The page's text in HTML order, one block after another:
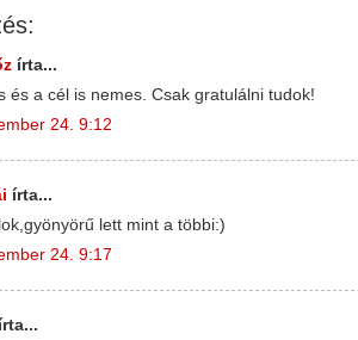
írta...
és a cél is nemes. Csak gratulálni tudok!
24. 9:12
írta...
lett mint a többi:)
24. 9:17